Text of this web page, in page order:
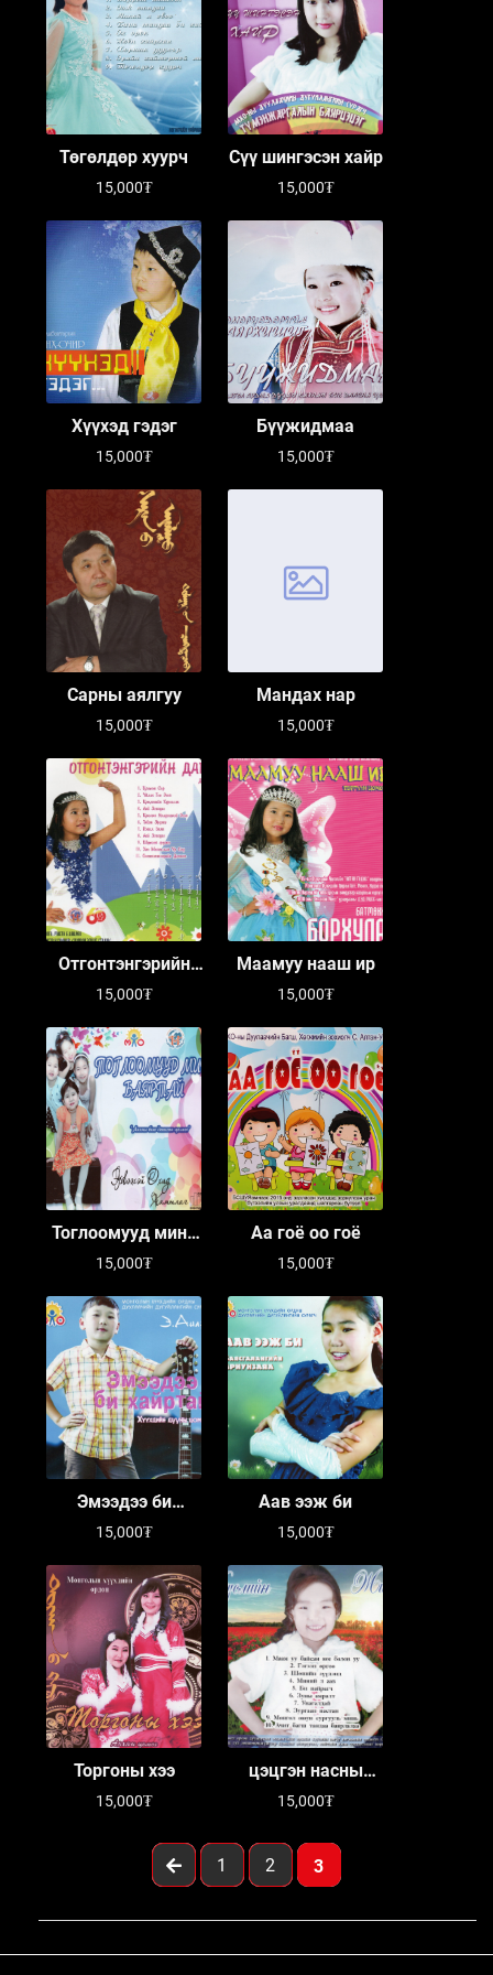
Төгөлдөр хуурч
15,000₮
Сүү шингэсэн хайр
15,000₮
Хүүхэд гэдэг
15,000₮
Бүүжидмаа
15,000₮
Сарны аялгуу
15,000₮
Мандах нар
15,000₮
Отгонтэнгэрийн
дагина
15,000₮
Маамуу нааш ир
15,000₮
Тоглоомууд минь
баяртай
15,000₮
Аа гоё оо гоё
15,000₮
Эмээдээ би
хайртай
15,000₮
Аав ээж би
15,000₮
Торгоны хээ
15,000₮
цэцгэн насны
дуулал
15,000₮
1 2 3